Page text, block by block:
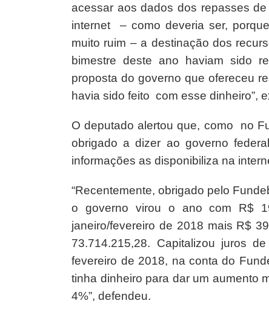
acessar aos dados dos repasses
internet – como deveria ser,
muito ruim – a destinação dos
bimestre deste ano haviam sido
proposta do governo que ofereceu
havia sido feito com esse dinheiro”,
O deputado alertou que, como no
obrigado a dizer ao governo
informações as disponibiliza na
“Recentemente, obrigado pelo
o governo virou o ano com R$
janeiro/fevereiro de 2018 mais R$
73.714.215,28. Capitalizou juros
fevereiro de 2018, na conta do
tinha dinheiro para dar um aumento
4%”, defendeu.